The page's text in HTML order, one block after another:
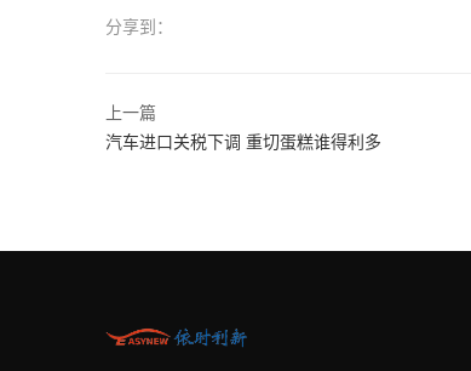
分享到：
上一篇
汽车进口关税下调 重切蛋糕谁得利多